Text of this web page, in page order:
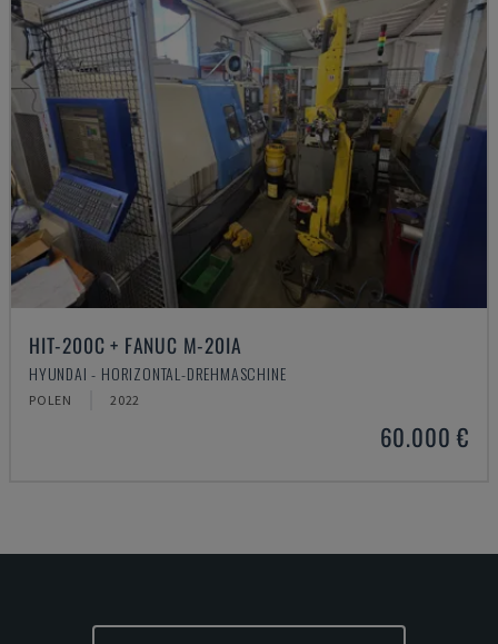
HIT-200C + FANUC M-20IA
HYUNDAI - HORIZONTAL-DREHMASCHINE
POLEN 2022
60.000 €